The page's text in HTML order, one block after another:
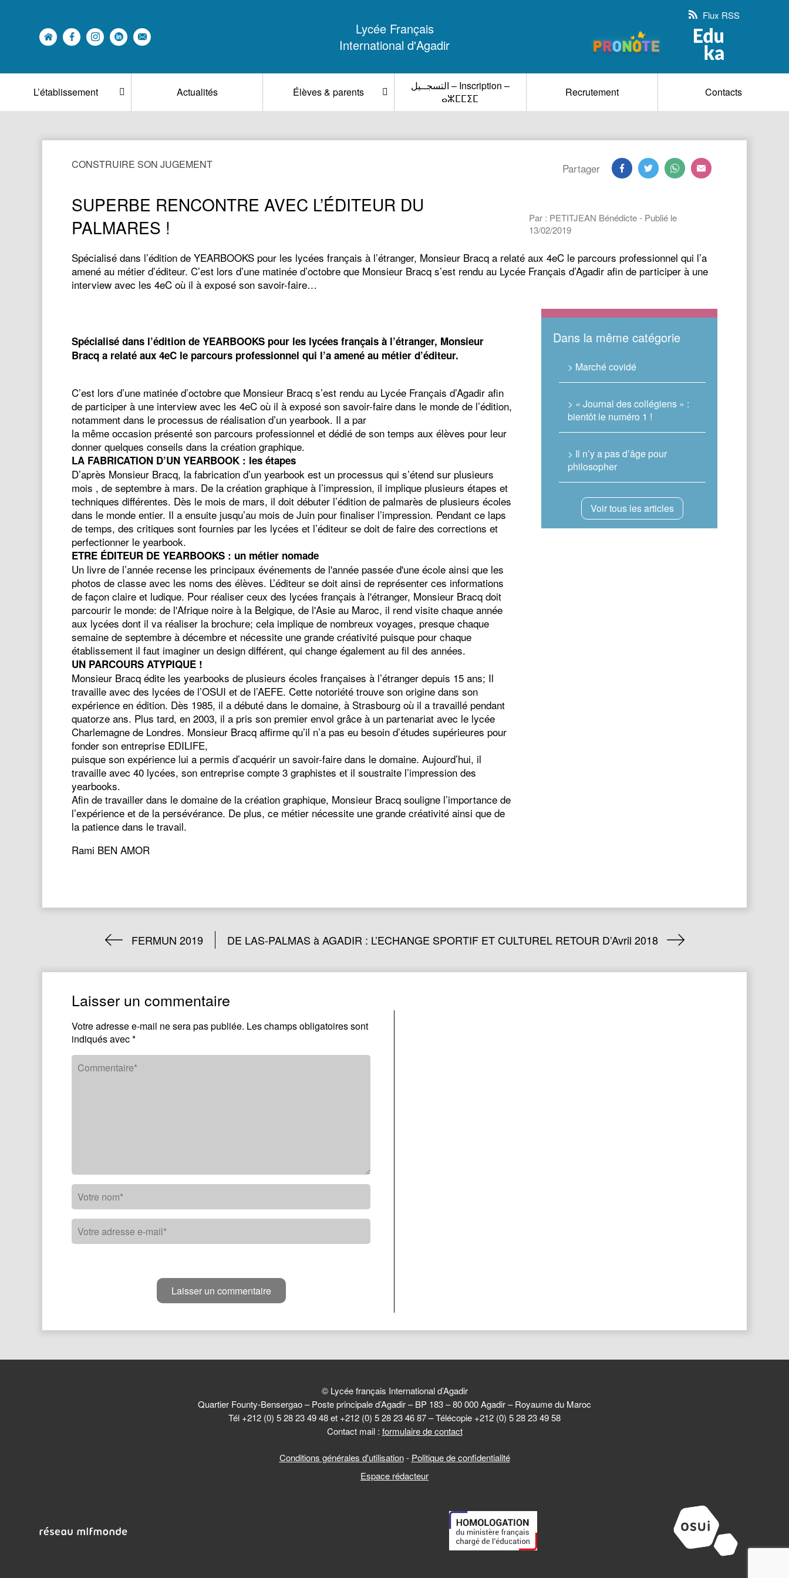
Lycée Français
International d'Agadir
Flux RSS
L’établissement Actualités Élèves & parents
التسجــيل – Inscription –
ⴰⵣⵎⵎⵉⵎ
Recrutement Contacts
CONSTRUIRE SON JUGEMENT Partager
SUPERBE RENCONTRE AVEC L’ÉDITEUR DU
PALMARES !
Par : PETITJEAN Bénédicte - Publié le
13/02/2019
Spécialisé dans l’édition de YEARBOOKS pour les lycées français à l’étranger, Monsieur Bracq a relaté aux 4eC le parcours professionnel qui l’a
amené au métier d’éditeur. C’est lors d’une matinée d’octobre que Monsieur Bracq s’est rendu au Lycée Français d’Agadir afin de participer à une
interview avec les 4eC où il à exposé son savoir-faire…
Spécialisé dans l’édition de YEARBOOKS pour les lycées français à l’étranger, Monsieur
Bracq a relaté aux 4eC le parcours professionnel qui l’a amené au métier d’éditeur.
C’est lors d’une matinée d’octobre que Monsieur Bracq s’est rendu au Lycée Français d’Agadir afin
de participer à une interview avec les 4eC où il à exposé son savoir-faire dans le monde de l’édition,
notamment dans le processus de réalisation d’un yearbook. Il a par
la même occasion présenté son parcours professionnel et dédié de son temps aux élèves pour leur
donner quelques conseils dans la création graphique.
LA FABRICATION D’UN YEARBOOK : les étapes
D’après Monsieur Bracq, la fabrication d’un yearbook est un processus qui s’étend sur plusieurs
mois , de septembre à mars. De la création graphique à l’impression, il implique plusieurs étapes et
techniques différentes. Dès le mois de mars, il doit débuter l’édition de palmarès de plusieurs écoles
dans le monde entier. Il a ensuite jusqu’au mois de Juin pour finaliser l’impression. Pendant ce laps
de temps, des critiques sont fournies par les lycées et l’éditeur se doit de faire des corrections et
perfectionner le yearbook.
ETRE ÉDITEUR DE YEARBOOKS : un métier nomade
Un livre de l’année recense les principaux événements de l'année passée d'une école ainsi que les
photos de classe avec les noms des élèves. L’éditeur se doit ainsi de représenter ces informations
de façon claire et ludique. Pour réaliser ceux des lycées français à l'étranger, Monsieur Bracq doit
parcourir le monde: de l'Afrique noire à la Belgique, de l'Asie au Maroc, il rend visite chaque année
aux lycées dont il va réaliser la brochure; cela implique de nombreux voyages, presque chaque
semaine de septembre à décembre et nécessite une grande créativité puisque pour chaque
établissement il faut imaginer un design différent, qui change également au fil des années.
UN PARCOURS ATYPIQUE !
​Monsieur Bracq édite les yearbooks de plusieurs écoles françaises à l’étranger depuis 15 ans; Il
travaille avec des lycées de l’OSUI et de l’AEFE. Cette notoriété trouve son origine dans son
expérience en édition. Dès 1985, il a débuté dans le domaine, à Strasbourg où il a travaillé pendant
quatorze ans. Plus tard, en 2003, il a pris son premier envol grâce à un partenariat avec le lycée
Charlemagne de Londres. Monsieur Bracq affirme qu’il n’a pas eu besoin d’études supérieures pour
fonder son entreprise EDILIFE,
puisque son expérience lui a permis d’acquérir un savoir-faire dans le domaine. Aujourd’hui, il
travaille avec 40 lycées, son entreprise compte 3 graphistes et il soustraite l’impression des
yearbooks.
Afin de travailler dans le domaine de la création graphique, Monsieur Bracq souligne l’importance de
l’expérience et de la persévérance. De plus, ce métier nécessite une grande créativité ainsi que de
la patience dans le travail.
Rami BEN AMOR
Dans la même catégorie
> Marché covidé
> « Journal des collégiens » :
bientôt le numéro 1 !
> Il n’y a pas d’âge pour
philosopher
Voir tous les articles
FERMUN 2019 DE LAS-PALMAS à AGADIR : L’ECHANGE SPORTIF ET CULTUREL RETOUR D’Avril 2018
Laisser un commentaire
Votre adresse e-mail ne sera pas publiée. Les champs obligatoires sont
indiqués avec*
© Lycée français International d’Agadir
Quartier Founty-Bensergao – Poste principale d’Agadir – BP 183 – 80 000 Agadir – Royaume du Maroc
Tél +212 (0) 5 28 23 49 48 et +212 (0) 5 28 23 46 87 – Télécopie +212 (0) 5 28 23 49 58
Contact mail : formulaire de contact
Conditions générales d'utilisation- Politique de confidentialité
Espace rédacteur